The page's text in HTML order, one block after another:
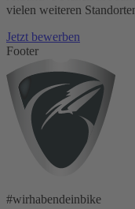
vielen weiteren
Jetzt bewerben
Footer
#wirhabendeinbike